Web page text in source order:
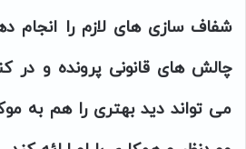
شفاف سازی های لازم را انجام
چالش های قانونی پرونده و در
می تواند دید بهتری را هم به